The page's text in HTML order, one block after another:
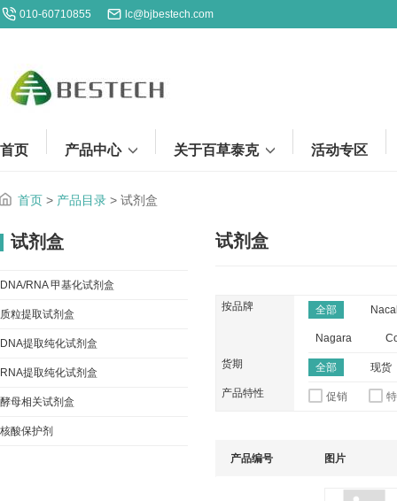
010-60710855 lc@bjbestech.com
首页 产品中心 关于百草泰克 活动专区
首页 > 产品目录 > 试剂盒
试剂盒
DNA/RNA 甲基化试剂盒
质粒提取试剂盒
DNA提取纯化试剂盒
RNA提取纯化试剂盒
酵母相关试剂盒
核酸保护剂
试剂盒
按品牌 全部
Nagara
货期 全部 现货
产品特性 促销
产品编号 图片